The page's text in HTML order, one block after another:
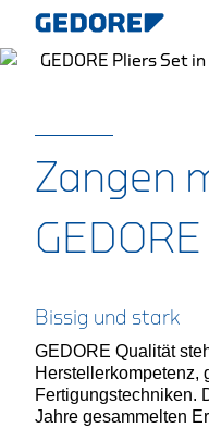
Zangen
GEDORE
Bissig und stark
GEDORE Qualität
Herstellerkompetenz,
Fertigungstechniken.
Jahre gesammelten